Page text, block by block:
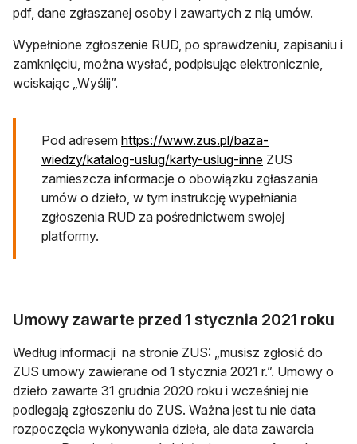
pdf, dane zgłaszanej osoby i zawartych z nią umów.
Wypełnione zgłoszenie RUD, po sprawdzeniu, zapisaniu i
zamknięciu, można wysłać, podpisując elektronicznie,
wciskając „Wyślij”.
Pod adresem https://www.zus.pl/baza-
wiedzy/katalog-uslug/karty-uslug-inneotwiera się w
ZUS
zamieszcza informacje o obowiązku zgłaszania
umów o dzieło, w tym instrukcję wypełniania
zgłoszenia RUD za pośrednictwem swojej
platformy.
Umowy zawarte przed 1 stycznia 2021 roku
Według informacji na stronie ZUS: „musisz zgłosić do
ZUS umowy zawierane od 1 stycznia 2021 r.”. Umowy o
dzieło zawarte 31 grudnia 2020 roku i wcześniej nie
podlegają zgłoszeniu do ZUS. Ważna jest tu nie data
rozpoczęcia wykonywania dzieła, ale data zawarcia